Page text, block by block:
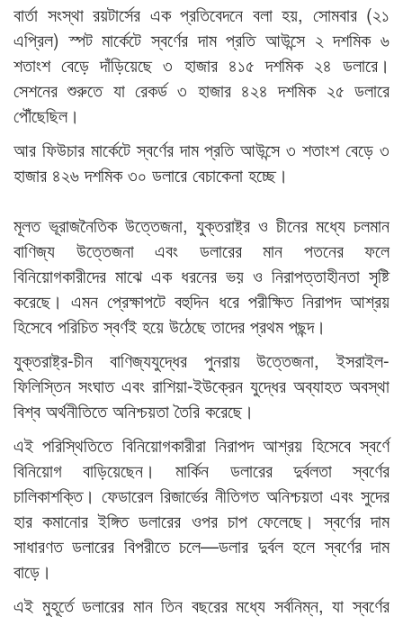
বার্তা সংস্থা রয়টার্সের এক প্রতিবেদনে বলা হয়, সোমবার (২১
এপ্রিল) স্পট মার্কেটে স্বর্ণের দাম প্রতি আউন্সে ২ দশমিক ৬
শতাংশ বেড়ে দাঁড়িয়েছে ৩ হাজার ৪১৫ দশমিক ২৪ ডলারে।
সেশনের শুরুতে যা রেকর্ড ৩ হাজার ৪২৪ দশমিক ২৫ ডলারে
পৌঁছেছিল।
আর ফিউচার মার্কেটে স্বর্ণের দাম প্রতি আউন্সে ৩ শতাংশ বেড়ে ৩
হাজার ৪২৬ দশমিক ৩০ ডলারে বেচাকেনা হচ্ছে।
মূলত ভূরাজনৈতিক উত্তেজনা, যুক্তরাষ্ট্র ও চীনের মধ্যে চলমান
বাণিজ্য উত্তেজনা এবং ডলারের মান পতনের ফলে
বিনিয়োগকারীদের মাঝে এক ধরনের ভয় ও নিরাপত্তাহীনতা সৃষ্টি
করেছে। এমন প্রেক্ষাপটে বহুদিন ধরে পরীক্ষিত নিরাপদ আশ্রয়
হিসেবে পরিচিত স্বর্ণই হয়ে উঠেছে তাদের প্রথম পছন্দ।
যুক্তরাষ্ট্র-চীন বাণিজ্যযুদ্ধের পুনরায় উত্তেজনা, ইসরাইল-
ফিলিস্তিন সংঘাত এবং রাশিয়া-ইউক্রেন যুদ্ধের অব্যাহত অবস্থা
বিশ্ব অর্থনীতিতে অনিশ্চয়তা তৈরি করেছে।
এই পরিস্থিতিতে বিনিয়োগকারীরা নিরাপদ আশ্রয় হিসেবে স্বর্ণে
বিনিয়োগ বাড়িয়েছেন। মার্কিন ডলারের দুর্বলতা স্বর্ণের
চালিকাশক্তি। ফেডারেল রিজার্ভের নীতিগত অনিশ্চয়তা এবং সুদের
হার কমানোর ইঙ্গিত ডলারের ওপর চাপ ফেলেছে। স্বর্ণের দাম
সাধারণত ডলারের বিপরীতে চলে—ডলার দুর্বল হলে স্বর্ণের দাম
বাড়ে।
এই মুহূর্তে ডলারের মান তিন বছরের মধ্যে সর্বনিম্ন, যা স্বর্ণের